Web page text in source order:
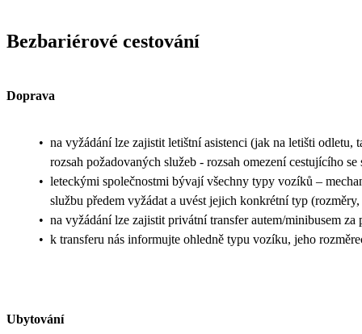
Bezbariérové cestování
Doprava
• na vyžádání lze zajistit letištní asistenci (jak na letišti odletu,
rozsah požadovaných služeb - rozsah omezení cestujícího
• leteckými společnostmi bývají všechny typy vozíků –
službu předem vyžádat a uvést jejich konkrétní typ
• na vyžádání lze zajistit privátní transfer autem/minibusem
• k transferu nás informujte ohledně typu vozíku, jeho
Ubytování